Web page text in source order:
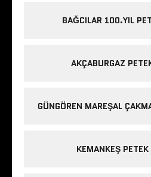
BAĞCILAR 100.YIL
AKÇABURGAZ
GÜNGÖREN MAREŞAL
KEMANKEŞ